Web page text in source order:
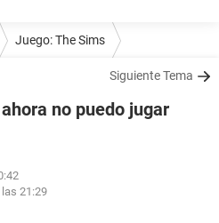
Juego: The Sims
Siguiente Tema
no puedo jugar
las 21:29